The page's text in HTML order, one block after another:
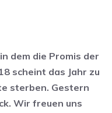
dem die Promis der
scheint das Jahr zu
sterben. Gestern
Wir freuen uns